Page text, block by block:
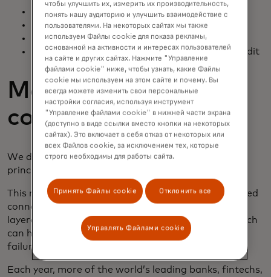
Funding digital wallets
Government disbursements
Recurring, account-based bill payments
Buy-Now-Pay-Later and installment-style credit
Move money with
confidence
We designed our platform behind a driving
principle:
This means reliably fast data and superior, API-based
connections with leading financial institutions. We
layered in added intelligence and deep learning which
can help to mitigate fraud while reducing payment
failure and pesky NSF fees.
Each year, more of the world’s leading banks, fintechs,
чтобы улучшить их, измерить их производительность,
понять нашу аудиторию и улучшить взаимодействие с
пользователями. На некоторых сайтах мы также
используем Файлы cookie для показа рекламы,
основанной на активности и интересах пользователей
на сайте и других сайтах. Нажмите "Управление
файлами cookie" ниже, чтобы узнать, какие Файлы
cookie мы используем на этом сайте и почему. Вы
всегда можете изменить свои персональные
настройки согласия, используя инструмент
"Управление файлами cookie" в нижней части экрана
(доступно в виде ссылки вместо кнопки на некоторых
сайтах). Это включает в себя отказ от некоторых или
всех Файлов cookie, за исключением тех, которые
строго необходимы для работы сайта.
Принять Файлы cookie Отклонить все
Управлять Файлами cookie